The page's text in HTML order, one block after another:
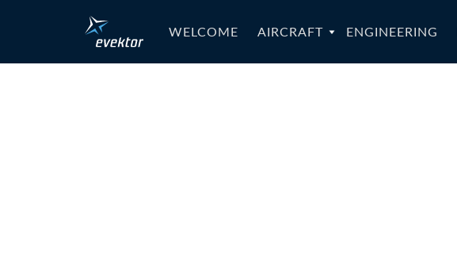
WELCOME AIRCRAFT ENGINEERING